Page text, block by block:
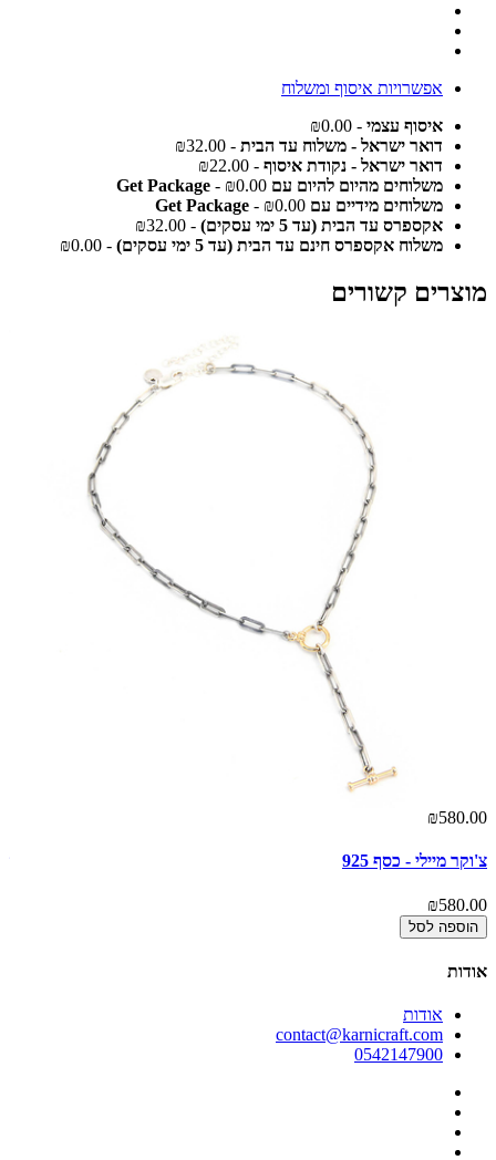
אפשרויות איסוף ומשלוח
איסוף עצמי - ₪0.00
דואר ישראל - משלוח עד הבית - ₪32.00
דואר ישראל - נקודת איסוף - ₪22.00
משלוחים מהיום להיום עם Get Package - ₪0.00
משלוחים מידיים עם Get Package - ₪0.00
אקספרס עד הבית (עד 5 ימי עסקים)
- ₪32.00
משלוח אקספרס חינם עד הבית (עד 5 ימי עסקים)
- ₪0.00
מוצרים קשורים
₪580.00
צ'וקר מיילי - כסף 925
₪580.00
הוספה לסל
אודות
אודות
contact@karnicraft.com
0542147900